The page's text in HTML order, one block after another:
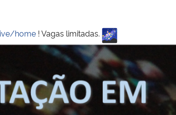
home ! Vagas limitadas.